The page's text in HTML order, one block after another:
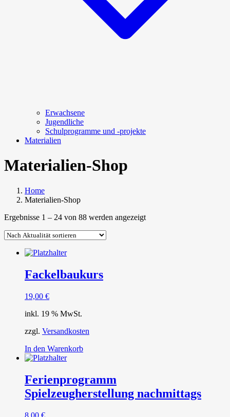
Erwachsene
Jugendliche
Schulprogramme und -projekte
Materialien
Materialien-Shop
Home
Materialien-Shop
Ergebnisse 1 – 24 von 88 werden angezeigtNach
Fackelbaukurs
19,00 €
inkl. 19 % MwSt.
zzgl. Versandkosten
In den Warenkorb
Ferienprogramm
Spielzeugherstellung nachmittags
8,00 €